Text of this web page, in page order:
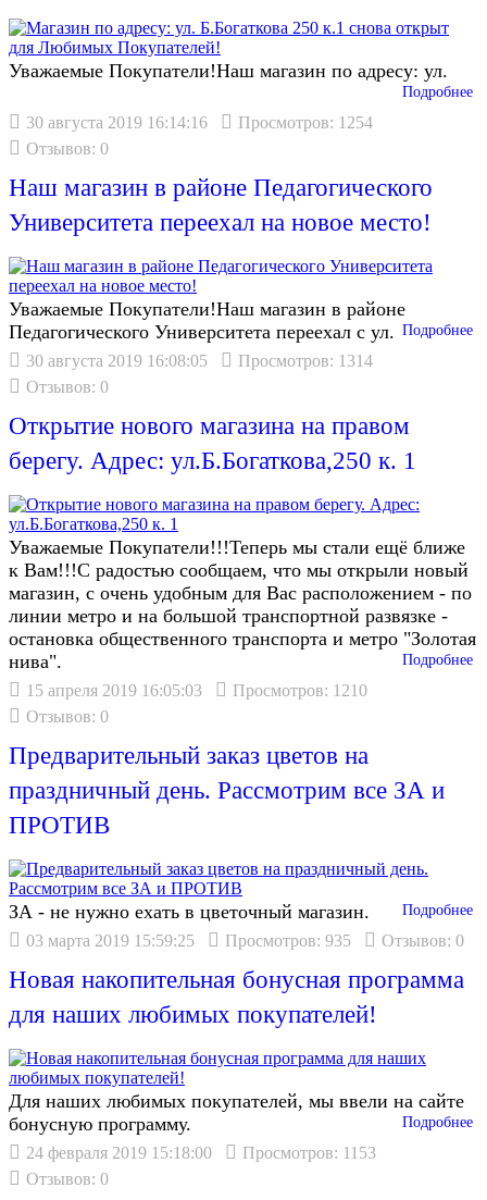
Уважаемые Покупатели!Наш магазин по адресу: ул.
Подробнее
30 августа 2019 16:14:16
Просмотров: 1254
Отзывов: 0
Наш магазин в районе Педагогического
Университета переехал на новое место!
Уважаемые Покупатели!Наш магазин в районе
Педагогического Университета переехал с ул. Подробнее
30 августа 2019 16:08:05
Просмотров: 1314
Отзывов: 0
Открытие нового магазина на правом
берегу. Адрес: ул.Б.Богаткова,250 к. 1
Уважаемые Покупатели!!!Теперь мы стали ещё ближе
к Вам!!!С радостью сообщаем, что мы открыли новый
магазин, с очень удобным для Вас расположением - по
линии метро и на большой транспортной развязке -
остановка общественного транспорта и метро "Золотая
нива".
Подробнее
15 апреля 2019 16:05:03
Просмотров: 1210
Отзывов: 0
Предварительный заказ цветов на
праздничный день. Рассмотрим все ЗА и
ПРОТИВ
ЗА - не нужно ехать в цветочный магазин. Подробнее
03 марта 2019 15:59:25 Просмотров: 935 Отзывов: 0
Новая накопительная бонусная программа
для наших любимых покупателей!
Для наших любимых покупателей, мы ввели на сайте
бонусную программу.
Подробнее
24 февраля 2019 15:18:00
Просмотров: 1153
Отзывов: 0